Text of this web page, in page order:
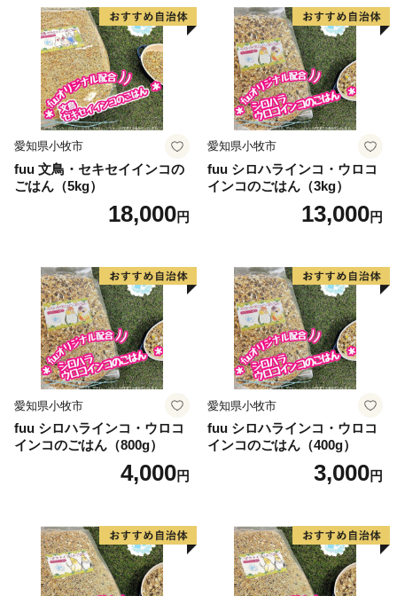
愛知県小牧市
fuu 文鳥・セキセイインコの
ごはん（5kg）
18,000円
愛知県小牧市
fuu シロハラインコ・ウロコ
インコのごはん（3kg）
13,000円
愛知県小牧市
fuu シロハラインコ・ウロコ
インコのごはん（800g）
4,000円
愛知県小牧市
fuu シロハラインコ・ウロコ
インコのごはん（400g）
3,000円